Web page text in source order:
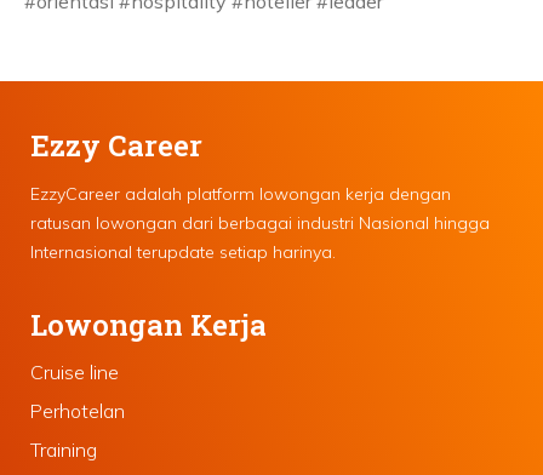
Ezzy Career
EzzyCareer adalah platform lowongan kerja dengan
ratusan lowongan dari berbagai industri Nasional hingga
Internasional terupdate setiap harinya.
Lowongan Kerja
Cruise line
Perhotelan
Training